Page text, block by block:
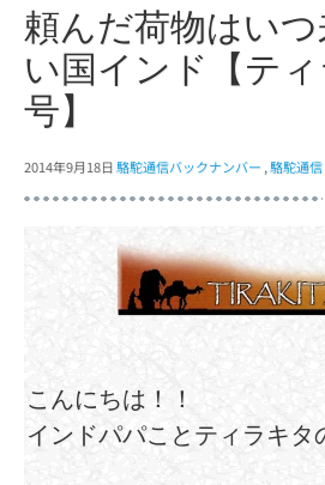
頼んだ荷物はい
い国インド【テ
号】
2014年9月18日駱駝通信バックナンバー ,駱駝通信
こんにちは！！
インドパパことティラキ